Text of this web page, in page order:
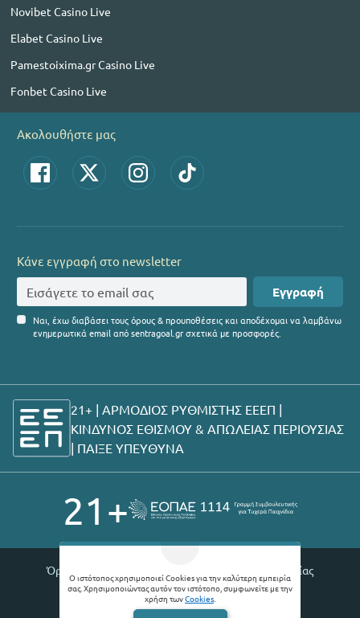
Ο ιστότοπος χρησιμοποιεί Cookies για την καλύτερη εμπειρία
σας. Χρησιμοποιώντας αυτόν τον ιστότοπο, συμφωνείτε με την
χρήση τωνCookies.
Novibet Casino Live
Elabet Casino Live
Pamestoixima.gr Casino Live
Fonbet Casino Live
Ακολουθήστε μας
Κάνε εγγραφή στο newsletter
Εγγραφή
Ναι, έχω διαβάσει τους όρους & προυποθέσεις και αποδέχομαι να λαμβάνω
ενημερωτικά email από sentragoal.gr σχετικά με προσφορές.
21+ | ΑΡΜΟΔΙΟΣ ΡΥΘΜΙΣΤΗΣ ΕΕΕΠ |
ΚΙΝΔΥΝΟΣ ΕΘΙΣΜΟΥ & ΑΠΩΛΕΙΑΣ ΠΕΡΙΟΥΣΙΑΣ
| ΠΑΙΞΕ ΥΠΕΥΘΥΝΑ
21+
Όροι χρήσης |
Θέσεις εργασίας
© 2026 Sentragoal